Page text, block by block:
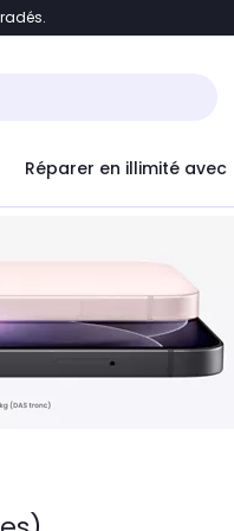
Réparer en illimité avec